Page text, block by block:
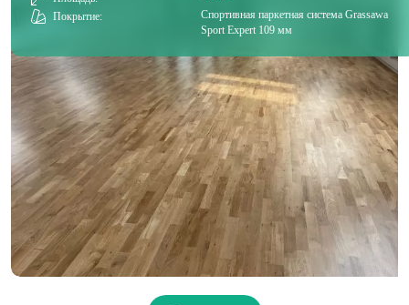
Покрытие:
Спортивная паркетная система Grassawa
Sport Expert 109 мм